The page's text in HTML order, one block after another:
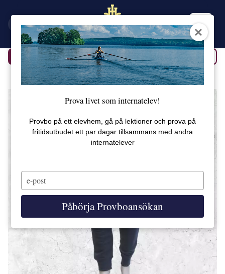
Tillbaka
Prova livet som internatelev!
Provbo på ett elevhem, gå på lektioner och prova på
fritidsutbudet ett par dagar tillsammans med andra
internatelever
your
email
Påbörja Provboansökan